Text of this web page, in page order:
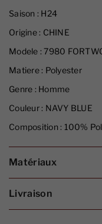
Saison : H24
Origine : CHINE
Modele : 7980
Matiere : Polyester
Genre : Homme
Couleur : NAVY BLUE
Composition : 100%
Matériaux
Livraison